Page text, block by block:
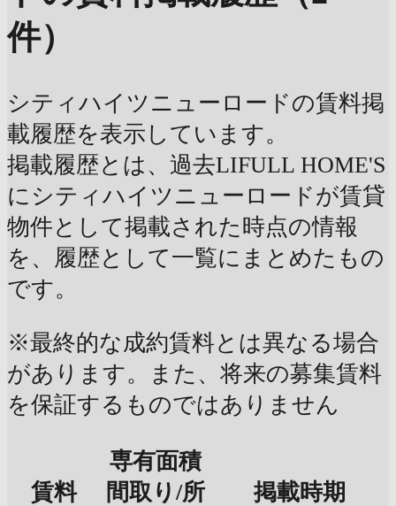
件）
シティハイツニューロードの賃料掲
載履歴を表示しています。
掲載履歴とは、過去LIFULL HOME'S
にシティハイツニューロードが賃貸
物件として掲載された時点の情報
を、履歴として一覧にまとめたもの
です。
※最終的な成約賃料とは異なる場合
があります。また、将来の募集賃料
を保証するものではありません
賃料
専有面積
間取り/所
掲載時期